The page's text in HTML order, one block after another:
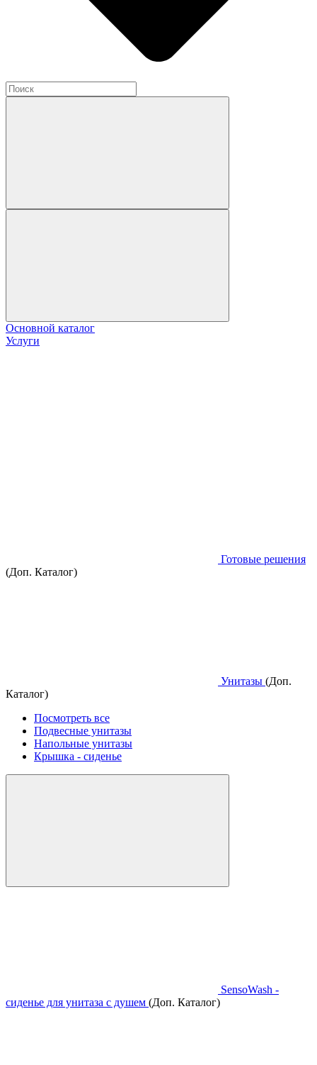
Основной каталог
Услуги
Готовые решения
(Доп. Каталог)
Унитазы (Доп.
Каталог)
Посмотреть все
Подвесные унитазы
Напольные унитазы
Крышка - сиденье
SensoWash -
сиденье для унитаза с душем (Доп. Каталог)